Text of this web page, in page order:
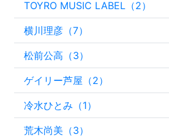
TOYRO MUSIC LABEL（2）
横川理彦（7）
松前公高（3）
ゲイリー芦屋（2）
冷水ひとみ（1）
荒木尚美（3）